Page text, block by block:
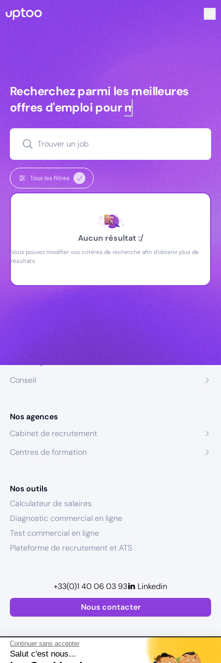
Continuer sans accepter
Salut c'est nous...
Recherchez parmi les meilleures
Recherchez parmi les meilleures
offres d'emploi pourmanagers
Trouver un job
Tous les filtres
Aucun résultat :/
Vous pouvez modifier vos critères de recherche afin d'obtenir plus de
résultats
Conseil
Nos agences
Cabinet de recrutement
Centres de formation
Nos outils
Calculateur de salaires
Diagnostic commercial en ligne
Test commercial en ligne
Plateforme de recrutement et ATS
Nous contacter
+33(0)1 40 06 03 93 Linkedin